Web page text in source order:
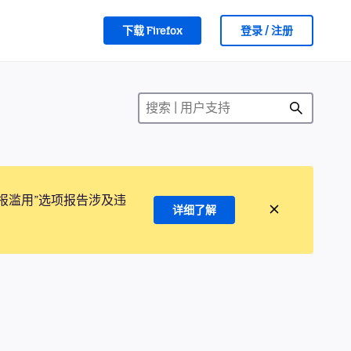
下载 Firefox 登录 / 注册
滥用”选项报告涉及违
详细了解